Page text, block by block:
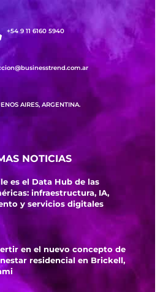
+54 9 11 6160 5940
AIRES, ARGENTINA.
NOTICIAS
es el Data Hub de las
infraestructura, IA,
y servicios digitales
en el nuevo concepto de
residencial en Brickell,